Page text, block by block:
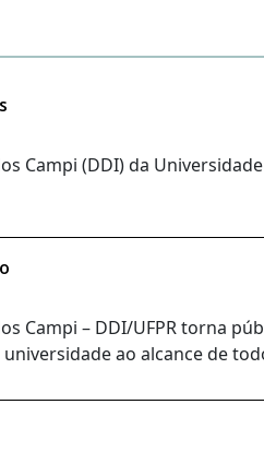
Campi (DDI) da
Campi – DDI/UFPR torna
ao alcance de